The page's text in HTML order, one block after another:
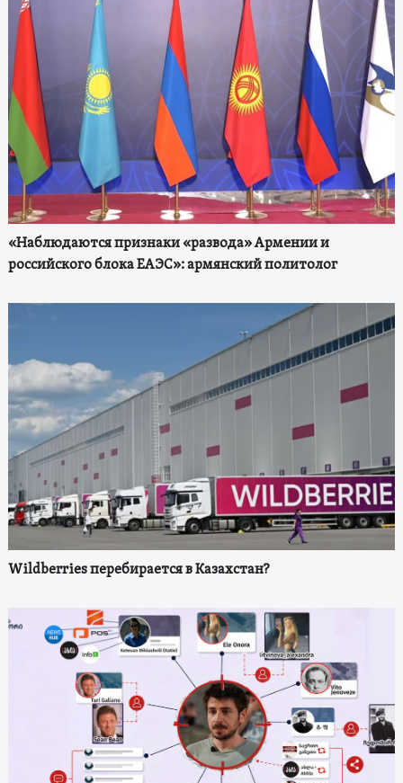
«Наблюдаются признаки «развода» Армении и
российского блока ЕАЭС»: армянский политолог
Wildberries перебирается в Казахстан?